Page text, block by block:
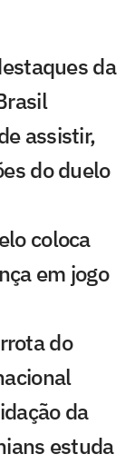
da
assistir,
do duelo
coloca
em jogo
do
da
estuda